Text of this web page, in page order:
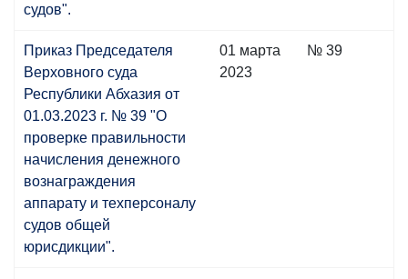
судов".
Приказ Председателя
Верховного суда
Республики Абхазия от
01.03.2023 г. № 39 "О
проверке правильности
начисления денежного
вознаграждения
аппарату и техперсоналу
судов общей
юрисдикции".
01 марта
2023
№ 39